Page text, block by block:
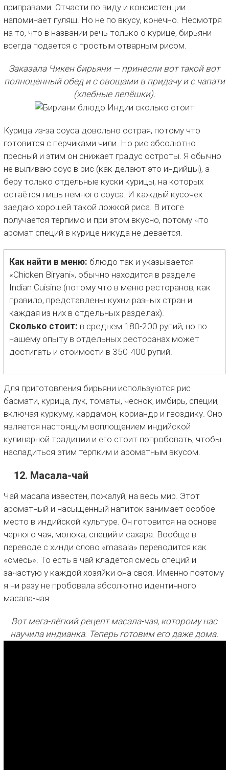
приправами. Отчасти по виду и консистенции
напоминает гуляш. Но не по вкусу, конечно. Несмотря
на то, что в названии речь только о курице, бирьяни
всегда подается с простым отварным рисом.
Заказала Чикен бирьяни — принесли вот такой вот
полноценный обед и с овощами в придачу и с чапати
(хлебные лепёшки).
Курица из-за соуса довольно острая, потому что
готовится с перчиками чили. Но рис абсолютно
пресный и этим он снижает градус остроты. Я обычно
не выливаю соус в рис (как делают это индийцы), а
беру только отдельные куски курицы, на которых
остаётся лишь немного соуса. И каждый кусочек
заедаю хорошей такой ложкой риса. В итоге
получается терпимо и при этом вкусно, потому что
аромат специй в курице никуда не девается.
Как найти в меню: блюдо так и указывается
«Chicken Biryani», обычно находится в разделе
Indian Cuisine (потому что в меню ресторанов, как
правило, представлены кухни разных стран и
каждая из них в отдельных разделах).
Сколько стоит: в среднем 180-200 рупий, но по
нашему опыту в отдельных ресторанах может
достигать и стоимости в 350-400 рупий.
Для приготовления бирьяни используются рис
басмати, курица, лук, томаты, чеснок, имбирь, специи,
включая куркуму, кардамон, кориандр и гвоздику. Оно
является настоящим воплощением индийской
кулинарной традиции и его стоит попробовать, чтобы
насладиться этим терпким и ароматным вкусом.
12. Масала-чай
Чай масала известен, пожалуй, на весь мир. Этот
ароматный и насыщенный напиток занимает особое
место в индийской культуре. Он готовится на основе
черного чая, молока, специй и сахара. Вообще в
переводе с хинди слово «masala» переводится как
«смесь». То есть в чай кладётся смесь специй и
зачастую у каждой хозяйки она своя. Именно поэтому
я ни разу не пробовала абсолютно идентичного
масала-чая.
Вот мега-лёгкий рецепт масала-чая, которому нас
научила индианка. Теперь готовим его даже дома.